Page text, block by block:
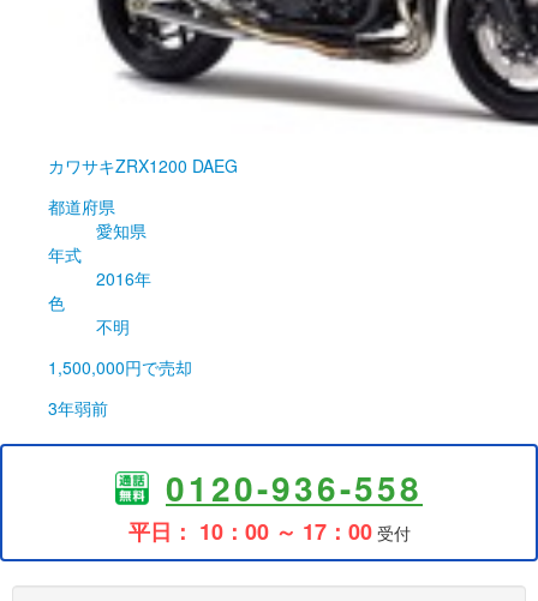
カワサキZRX1200 DAEG
都道府県
愛知県
年式
2016年
色
不明
1,500,000円で売却
3年弱前
0120-936-558
平日： 10：00 ～ 17：00受付